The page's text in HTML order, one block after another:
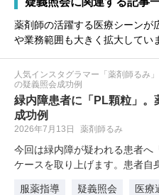
薬剤師の活躍する医療シーンが
や業務範囲も大きく拡大してい
人気インスタグラマー「薬剤師るみ
の疑義照会成功例
緑内障患者に「PL顆粒」。
成功例
2026年7月13日 薬剤師るみ
今回は緑内障が疑われる患者へ
ケースを取り上げます。患者自
服薬指導
疑義照会 医療